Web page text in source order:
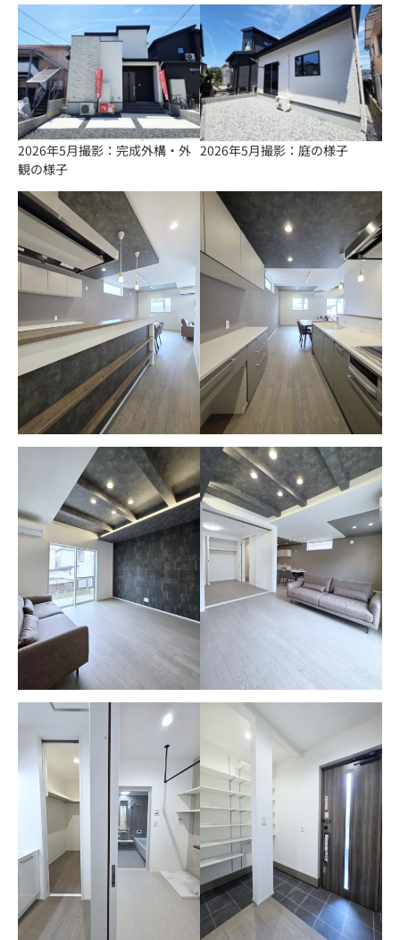
2026年5月撮影：完成外構・外
観の様子
2026年5月撮影：庭の様子